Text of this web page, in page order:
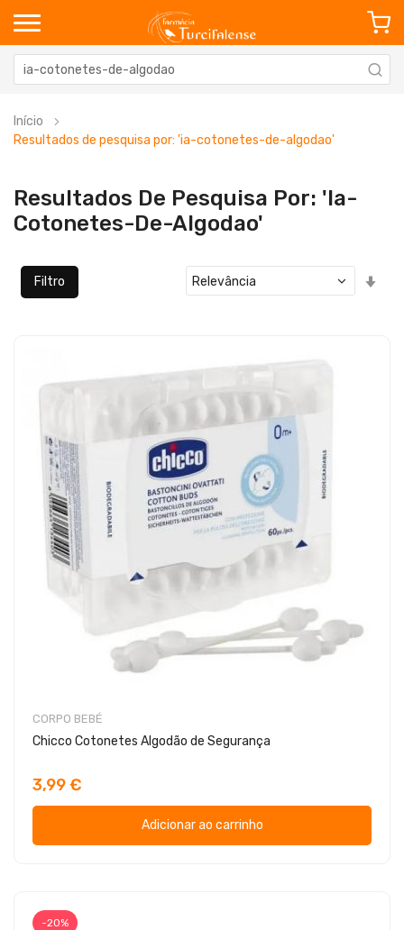
Início
Resultados de pesquisa por: 'ia-cotonetes-de-algodao'
Resultados De Pesquisa Por: 'ia-
Cotonetes-De-Algodao'
Filtro
CORPO BEBÉ
Chicco Cotonetes Algodão de Segurança
3,99 €
Adicionar ao carrinho
-20%